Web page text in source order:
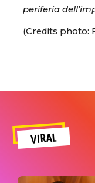
periferia
(Credits photo:
VIRAL